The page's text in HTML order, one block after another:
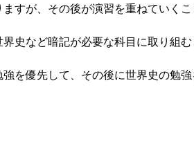
すが、その後が演習を重ねていくこ
史など暗記が必要な科目に取り組む
を優先して、その後に世界史の勉強